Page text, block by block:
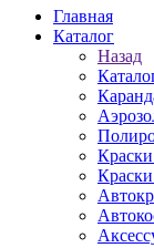
Главная
Каталог
Назад